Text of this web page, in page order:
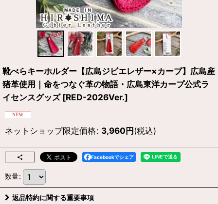
靴べらキーホルダー【広島ジビエレザー×カープ】広島産
猪革使用｜命をつなぐ革の物語・広島東洋カープ公式ラ
イセンスグッズ [RED-2026Ver.]
ネットショップ限定価格: 3,960円(税込)
Facebookでシェア
数量:
返品特約に関する重要事項